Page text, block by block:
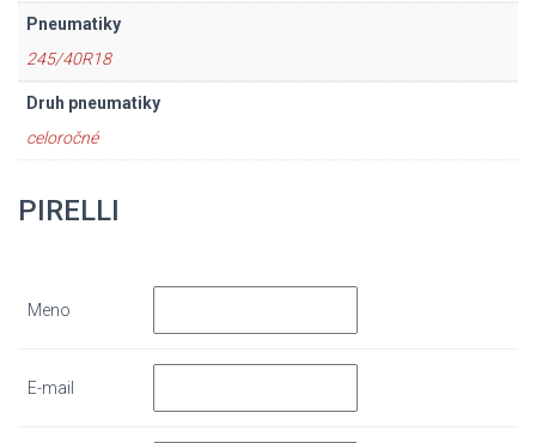
Pneumatiky
245/40R18
Druh pneumatiky
celoročné
PIRELLI
Meno
E-mail